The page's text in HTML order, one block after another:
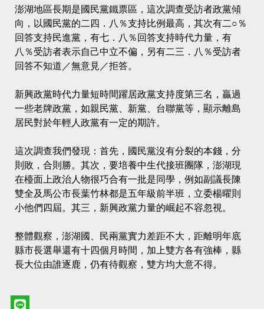
澎湖地區長期是國民黨鐵票區，這次調查受訪者政黨傾
向，以國民黨的二四．八％支持比例最高，其次有二○％
回答支持民進黨，有七．八％回答支持時代力量，有
八％受訪者表示自己中立不偏，另有二三．八％受訪者
回答不知道／無意見／拒答。
新興政黨時代力量短時間躍居政黨支持度第三名，贏過
一些老牌政黨，如親民黨、新黨、台聯黨等，顯示離島
居民對於年輕人政黨有一定的期許。
這次調查我們發現：首先，國民黨沒有分裂的本錢，分
則敗，合則勝。其次，要培養中生代接班團隊，澎湖現
在檯面上政治人物很巧合有一批是同學，例如副議長陳
雙全及馬公市長葉竹林都是五年級前半班，立委楊曜則
小他們四屆。其三，新興政黨力量的崛起不容忽視。
整體觀察，澎湖國、民兩黨實力差距不大，距離明年底
縣市長選舉還有十四個月時間，加上雙方各有強棒，縣
長大位由誰逐鹿，仍有待觀察，雙方均大意不得。